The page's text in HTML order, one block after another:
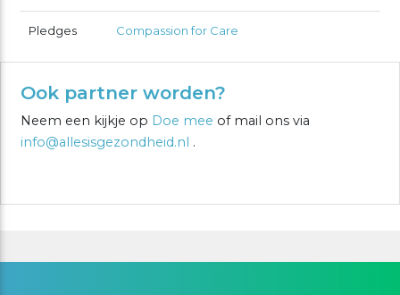
Pledges Compassion for Care
Ook partner worden?
Neem een kijkje op Doe mee of mail ons via
info@allesisgezondheid.nl .